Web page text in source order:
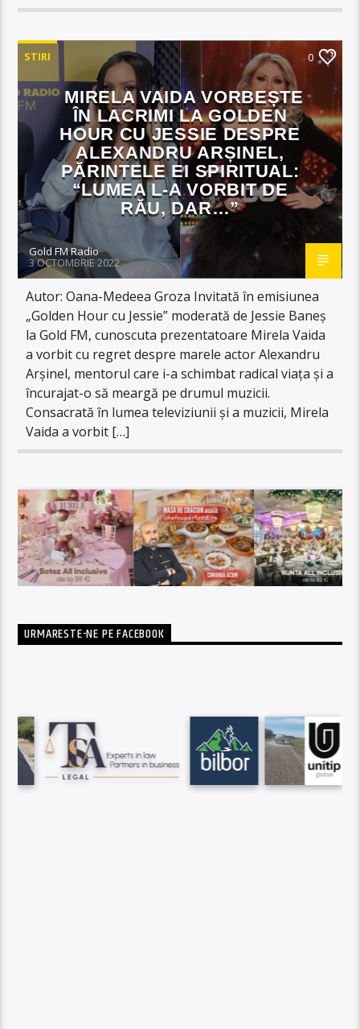
STIRI 0
MIRELA VAIDA VORBEȘTE
ÎN LACRIMI LA GOLDEN
HOUR CU JESSIE DESPRE
ALEXANDRU ARȘINEL,
PĂRINTELE EI SPIRITUAL:
“LUMEA L-A VORBIT DE
RĂU, DAR…”
Gold FM Radio
3 OCTOMBRIE 2022
Autor: Oana-Medeea Groza Invitată în emisiunea
„Golden Hour cu Jessie” moderată de Jessie Baneș
la Gold FM, cunoscuta prezentatoare Mirela Vaida
a vorbit cu regret despre marele actor Alexandru
Arșinel, mentorul care i-a schimbat radical viața și a
încurajat-o să meargă pe drumul muzicii.
Consacrată în lumea televiziunii și a muzicii, Mirela
Vaida a vorbit […]
URMARESTE-NE PE FACEBOOK